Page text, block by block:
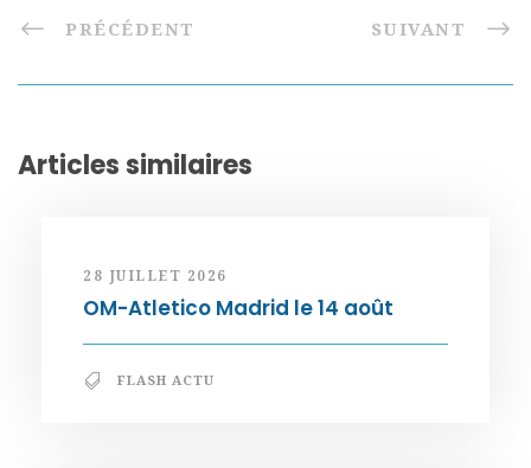
PRÉCÉDENT SUIVANT
Articles similaires
28 JUILLET 2026
OM-Atletico Madrid le 14 août
FLASH ACTU